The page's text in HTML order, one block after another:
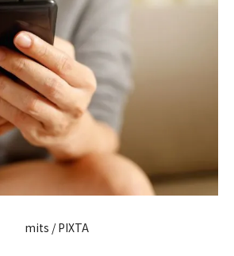
mits / PIXTA